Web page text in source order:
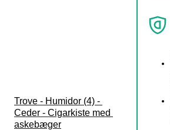
Trove - Humidor (4) -
Ceder - Cigarkiste med
askebæger